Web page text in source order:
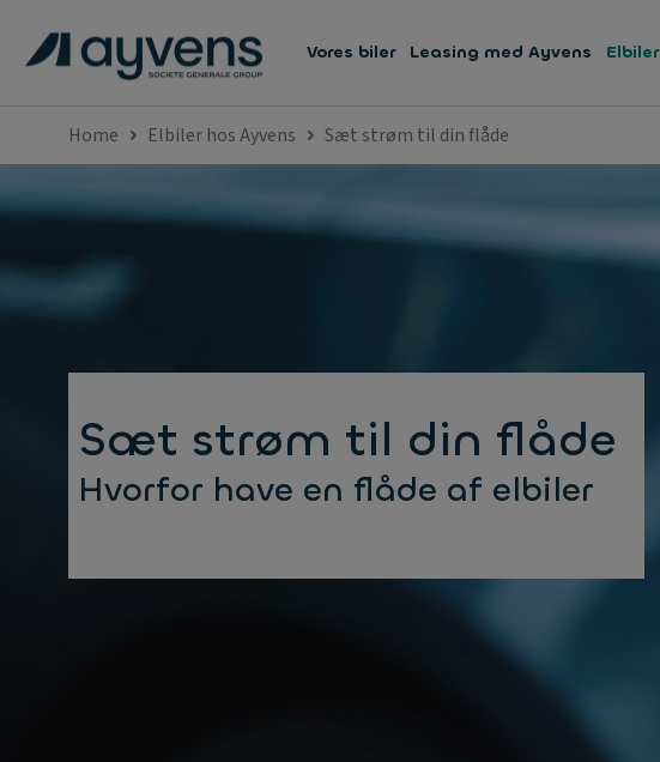
Vores biler Leasing med Ayvens Elbiler
Home Elbiler hos Ayvens Sæt strøm til din flåde
Sæt strøm til din flåde
Hvorfor have en flåde af elbiler